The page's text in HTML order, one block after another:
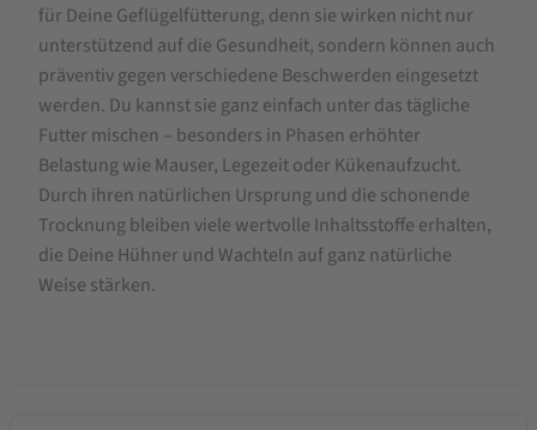
für Deine Geflügelfütterung, denn sie wirken nicht nur
unterstützend auf die Gesundheit, sondern können auch
präventiv gegen verschiedene Beschwerden eingesetzt
werden. Du kannst sie ganz einfach unter das tägliche
Futter mischen – besonders in Phasen erhöhter
Belastung wie Mauser, Legezeit oder Kükenaufzucht.
Durch ihren natürlichen Ursprung und die schonende
Trocknung bleiben viele wertvolle Inhaltsstoffe erhalten,
die Deine Hühner und Wachteln auf ganz natürliche
Weise stärken.